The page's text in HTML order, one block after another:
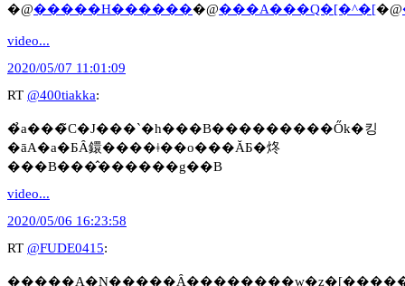
�@�����H�������@���A���Q�[�^�[�@
video...
2020/05/07 11:01:09
RT @400tiakka:
�̉a���̃C�J���`�h���B���������Ők�킹
�āA�a�ƂȂ鐶����ǂ��o���ĂƂ�炵
���B���̂������g��B
video...
2020/05/06 16:23:58
RT @FUDE0415: